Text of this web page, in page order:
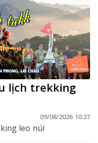
lịch trekking
09/08/2026 10:27
leo núi